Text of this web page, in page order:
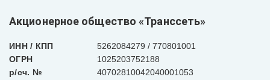
Акционерное общество «Транссеть»
ИНН / КПП
5262084279 / 770801001
ОГРН
1025203752188
р/сч. №
40702810042040001053